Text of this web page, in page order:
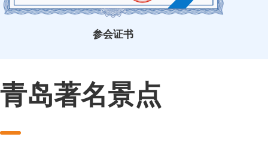
参会证书
青岛著名景点